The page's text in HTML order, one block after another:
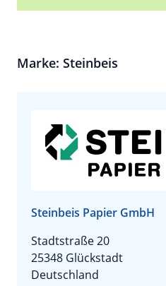
Marke: Steinbeis
Steinbeis Papier GmbH
Stadtstraße 20
25348 Glückstadt
Deutschland